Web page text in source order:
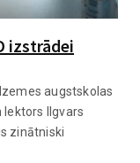
izstrādei
augstskolas
Ilgvars
zinātniski